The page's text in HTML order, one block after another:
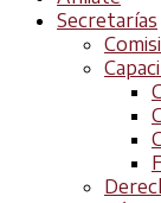
Secretarías